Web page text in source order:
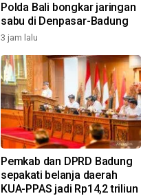
Polda Bali bongkar jaringan
sabu di Denpasar-Badung
3 jam lalu
Pemkab dan DPRD Badung
sepakati belanja daerah
KUA-PPAS jadi Rp14,2 triliun